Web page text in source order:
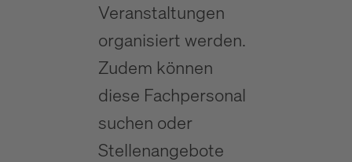
Veranstaltungen
organisiert werden.
Zudem können
diese Fachpersonal
suchen oder
Stellenangebote